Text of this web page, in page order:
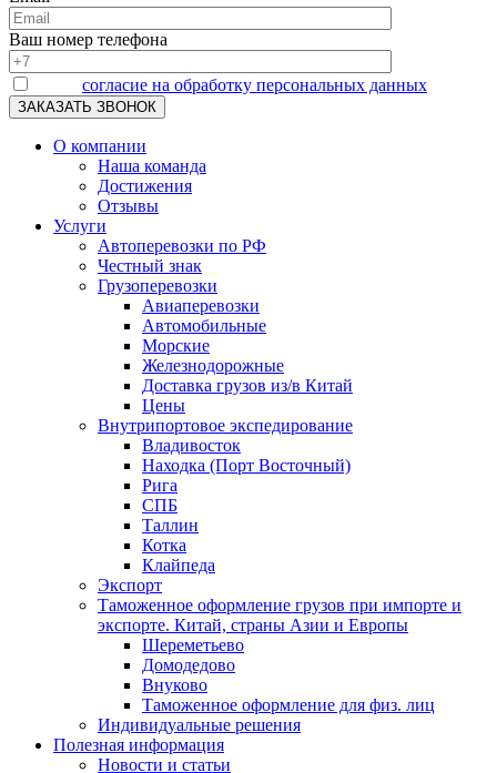
Ваш номер телефона
согласие на обработку персональных данных
О компании
Наша команда
Достижения
Отзывы
Услуги
Автоперевозки по РФ
Честный знак
Грузоперевозки
Авиаперевозки
Автомобильные
Морские
Железнодорожные
Доставка грузов из/в Китай
Цены
Внутрипортовое экспедирование
Владивосток
Находка (Порт Восточный)
Рига
СПБ
Таллин
Котка
Клайпеда
Экспорт
Таможенное оформление грузов при импорте и
экспорте. Китай, страны Азии и Европы
Шереметьево
Домодедово
Внуково
Таможенное оформление для физ. лиц
Индивидуальные решения
Полезная информация
Новости и статьи